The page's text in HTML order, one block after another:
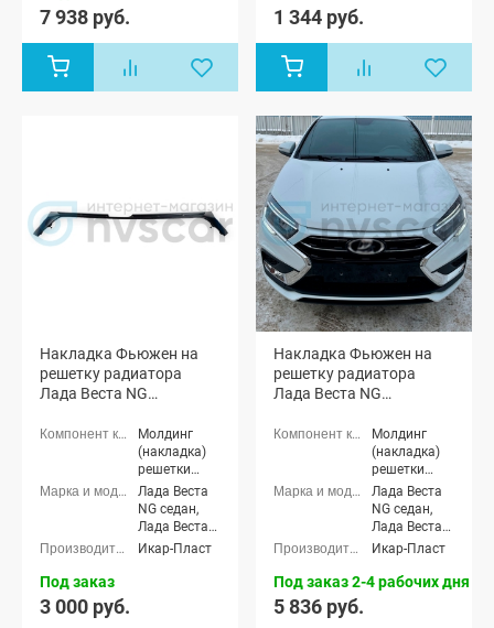
7 938 руб. 1 344 руб.
Накладка Фьюжен на
решетку радиатора
Лада Веста NG
Молдинг
(накладка)
решетки
радиатора
Лада Веста
NG седан,
Лада Веста
NG (SW)
Икар-Пласт
Под заказ
3 000 руб.
Накладка Фьюжен на
решетку радиатора
Лада Веста NG
Молдинг
(накладка)
решетки
радиатора
Лада Веста
NG седан,
Лада Веста
NG (SW)
Икар-Пласт
Под заказ 2-4 рабочих дня
5 836 руб.